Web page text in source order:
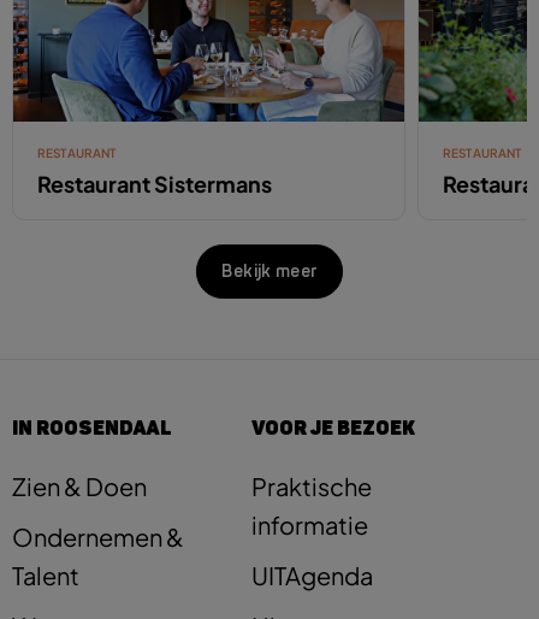
RESTAURANT
Restaurant Sistermans
RESTAURANT
Bekijk meer
IN ROOSENDAAL
Zien & Doen
Ondernemen &
Talent
VOOR JE BEZOEK
Praktische
informatie
UITAgenda